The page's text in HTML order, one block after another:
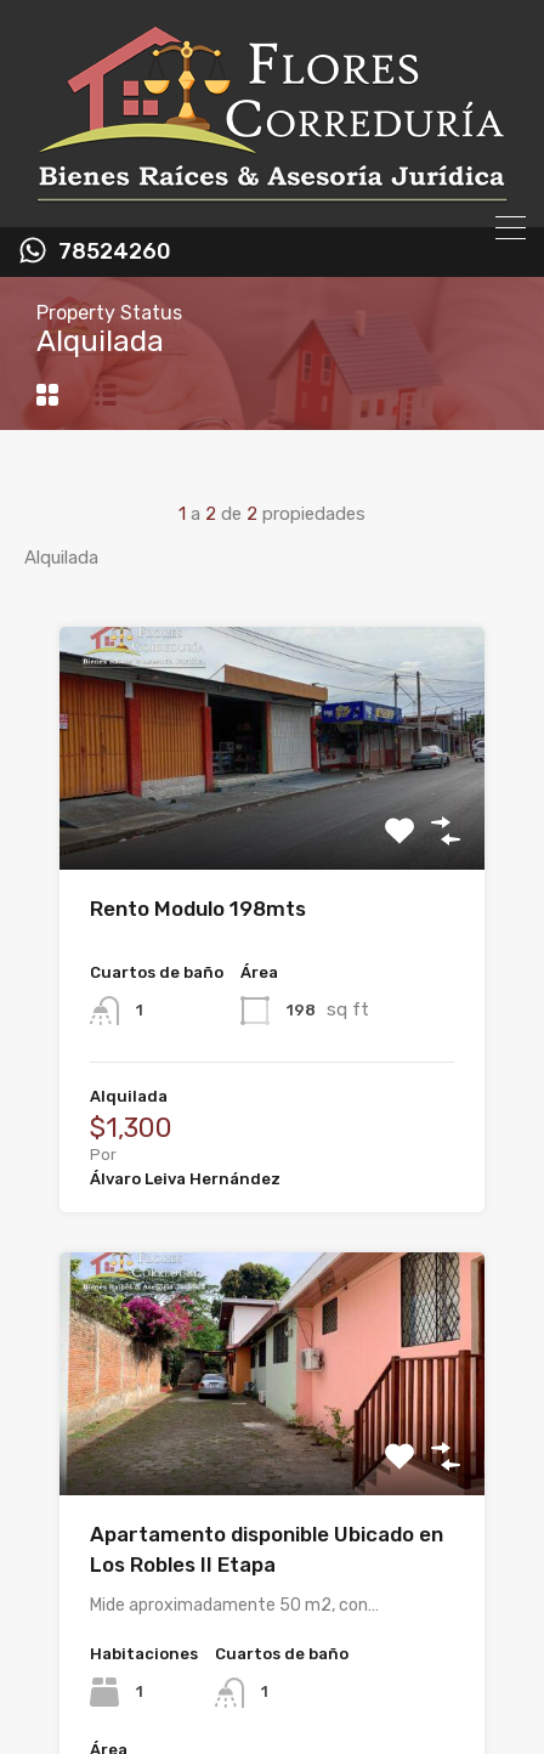
78524260
Property Status
Alquilada
1 a 2 de 2 propiedades
Alquilada
Rento Modulo 198mts
Cuartos de baño
1
Área
198 sq ft
Alquilada
$1,300
Por
Álvaro Leiva Hernández
Apartamento disponible Ubicado en
Los Robles II Etapa
Mide aproximadamente 50 m2, con…
Habitaciones
1
Cuartos de baño
1
Área